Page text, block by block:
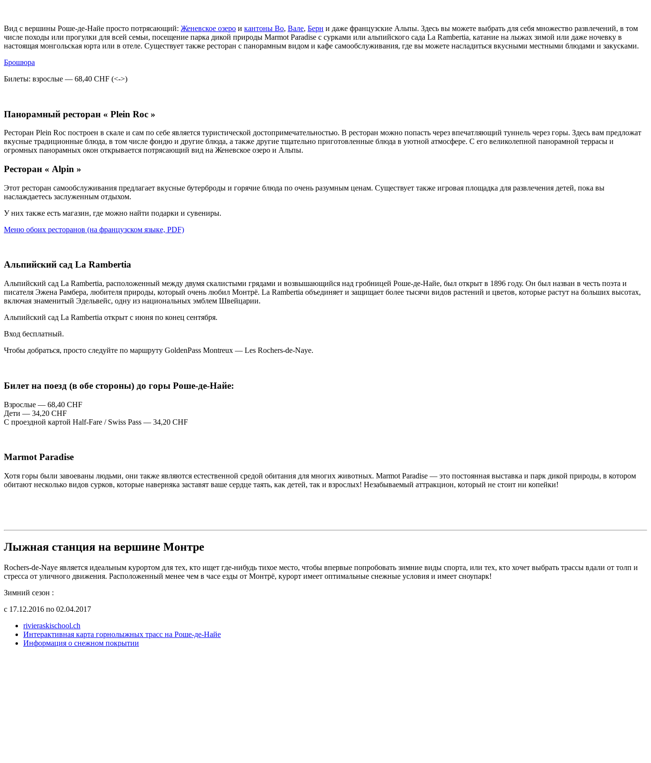
Вид с вершины Роше-де-Найе просто потрясающий: Женевское озеро и кантоны Во, Вале, Берн и даже французские Альпы. Здесь вы можете выбрать для себя множество развлечений, в том
числе походы или прогулки для всей семьи, посещение парка дикой природы Marmot Paradise с сурками или альпийского сада La Rambertia, катание на лыжах зимой или даже ночевку в
настоящая монгольская юрта или в отеле. Существует также ресторан с панорамным видом и кафе самообслуживания, где вы можете насладиться вкусными местными блюдами и закусками.
Брошюра
Билеты: взрослые — 68,40 CHF (<->)
Панорамный ресторан « Plein Roc »
Ресторан Plein Roc построен в скале и сам по себе является туристической достопримечательностью. В ресторан можно попасть через впечатляющий туннель через горы. Здесь вам предложат
вкусные традиционные блюда, в том числе фондю и другие блюда, а также другие тщательно приготовленные блюда в уютной атмосфере. С его великолепной панорамной террасы и
огромных панорамных окон открывается потрясающий вид на Женевское озеро и Альпы.
Ресторан « Alpin »
Этот ресторан самообслуживания предлагает вкусные бутерброды и горячие блюда по очень разумным ценам. Существует также игровая площадка для развлечения детей, пока вы
наслаждаетесь заслуженным отдыхом.
У них также есть магазин, где можно найти подарки и сувениры.
Меню обоих ресторанов (на французском языке, PDF)
Альпийский сад La Rambertia
Альпийский сад La Rambertia, расположенный между двумя скалистыми грядами и возвышающийся над гробницей Роше-де-Найе, был открыт в 1896 году. Он был назван в честь поэта и
писателя Эжена Рамбера, любителя природы, который очень любил Монтрё. La Rambertia объединяет и защищает более тысячи видов растений и цветов, которые растут на больших высотах,
включая знаменитый Эдельвейс, одну из национальных эмблем Швейцарии.
Альпийский сад La Rambertia открыт с июня по конец сентября.
Вход бесплатный.
Чтобы добраться, просто следуйте по маршруту GoldenPass Montreux — Les Rochers-de-Naye.
Билет на поезд (в обе стороны) до горы Роше-де-Найе:
Взрослые — 68,40 CHF
Дети — 34,20 CHF
С проездной картой Half-Fare / Swiss Pass — 34,20 CHF
Marmot Paradise
Хотя горы были завоеваны людьми, они также являются естественной средой обитания для многих животных. Marmot Paradise — это постоянная выставка и парк дикой природы, в котором
обитают несколько видов сурков, которые наверняка заставят ваше сердце таять, как детей, так и взрослых! Незабываемый аттракцион, который не стоит ни копейки!
Лыжная станция на вершине Монтре
Rochers-de-Naye является идеальным курортом для тех, кто ищет где-нибудь тихое место, чтобы впервые попробовать зимние виды спорта, или тех, кто хочет выбрать трассы вдали от толп и
стресса от уличного движения. Расположенный менее чем в часе езды от Монтрё, курорт имеет оптимальные снежные условия и имеет сноупарк!
Зимний сезон :
с 17.12.2016 по 02.04.2017
rivieraskischool.ch
Интерактивная карта горнолыжных трасс на Роше-де-Найе
Информация о снежном покрытии